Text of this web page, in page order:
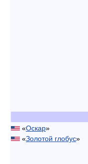
«Оскар»
«Золотой глобус»